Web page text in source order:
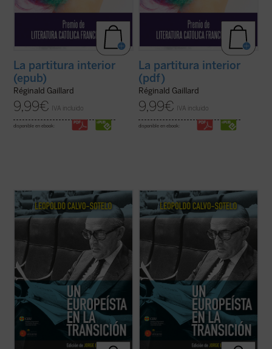
La partitura interior
(epub)
Réginald Gaillard
9,99€ IVA incluido
disponible en ebook:
La partitura interior
(pdf)
Réginald Gaillard
9,99€ IVA incluido
disponible en ebook:
El presente volumen recoge una cuidada
selección de los discursos y conferencias
sobre Europa, pronunciados por Leopoldo
primera recopila algunas intervenciones
durante su periodo en la primera línea de ...
(ver ficha)
El presente volumen recoge una cuidada
selección de los discursos y conferencias
sobre Europa, pronunciados por Leopoldo
primera recopila algunas intervenciones
durante su periodo en la primera línea de ...
(ver ficha)